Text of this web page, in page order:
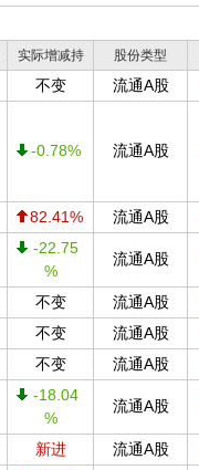
实际增减持 股份类型
不变 流通A股
-0.78% 流通A股
82.41% 流通A股
-22.75
%
流通A股
不变 流通A股
不变 流通A股
不变 流通A股
-18.04
%
流通A股
新进 流通A股